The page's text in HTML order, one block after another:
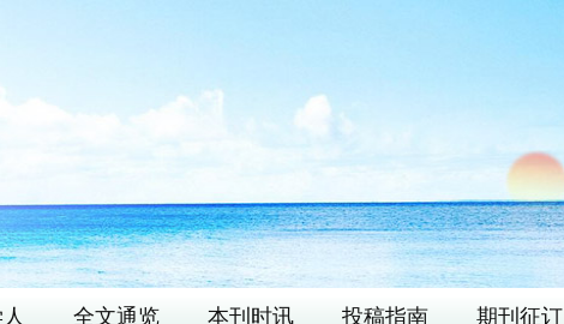
全文通览 本刊时讯 投稿指南 期刊征订